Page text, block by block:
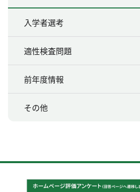
入学者選考
適性検査問題
前年度情報
その他